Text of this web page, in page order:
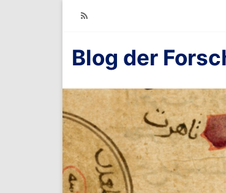
RSS
Blog der